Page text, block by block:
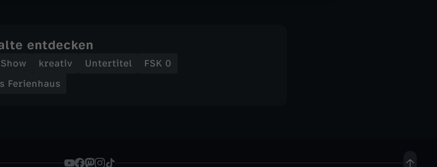
entdecken
Show kreativ Untertitel
FSK 0
Ferienhaus